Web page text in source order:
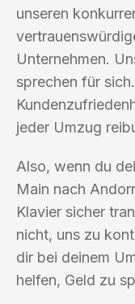
unseren
Unternehmen.
sprechen für
jeder Umzug
Also, wenn du
Main nach
Klavier sicher
nicht, uns zu
dir bei deinem
helfen, Geld zu